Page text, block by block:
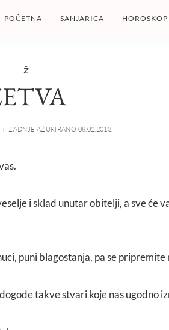
POČETNA SANJARICA HOROSKOP
Ž
ZADNJE AŽURIRANO 08.02.2013.
i sklad unutar obitelji, a sve će
puni blagostanja, pa se pripremite
takve stvari koje nas ugodno